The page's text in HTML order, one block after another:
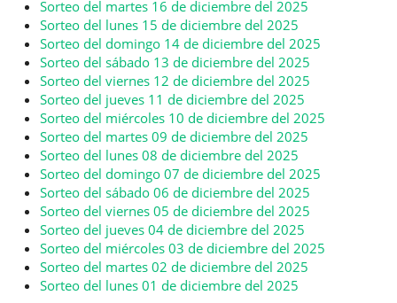
Sorteo del martes 16 de diciembre del 2025
Sorteo del lunes 15 de diciembre del 2025
Sorteo del domingo 14 de diciembre del 2025
Sorteo del sábado 13 de diciembre del 2025
Sorteo del viernes 12 de diciembre del 2025
Sorteo del jueves 11 de diciembre del 2025
Sorteo del miércoles 10 de diciembre del 2025
Sorteo del martes 09 de diciembre del 2025
Sorteo del lunes 08 de diciembre del 2025
Sorteo del domingo 07 de diciembre del 2025
Sorteo del sábado 06 de diciembre del 2025
Sorteo del viernes 05 de diciembre del 2025
Sorteo del jueves 04 de diciembre del 2025
Sorteo del miércoles 03 de diciembre del 2025
Sorteo del martes 02 de diciembre del 2025
Sorteo del lunes 01 de diciembre del 2025